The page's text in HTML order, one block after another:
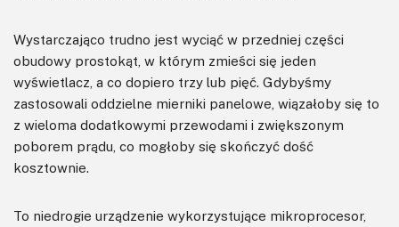
Wystarczająco trudno jest wyciąć w przedniej części
obudowy prostokąt, w którym zmieści się jeden
wyświetlacz, a co dopiero trzy lub pięć. Gdybyśmy
zastosowali oddzielne mierniki panelowe, wiązałoby się to
z wieloma dodatkowymi przewodami i zwiększonym
poborem prądu, co mogłoby się skończyć dość
kosztownie.
To niedrogie urządzenie wykorzystujące mikroprocesor,